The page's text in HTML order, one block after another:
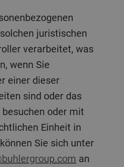
juristischen
verarbeitet, was
wenn Sie
einer dieser
sind oder das
oder mit
Einheit in
Sie sich unter
an